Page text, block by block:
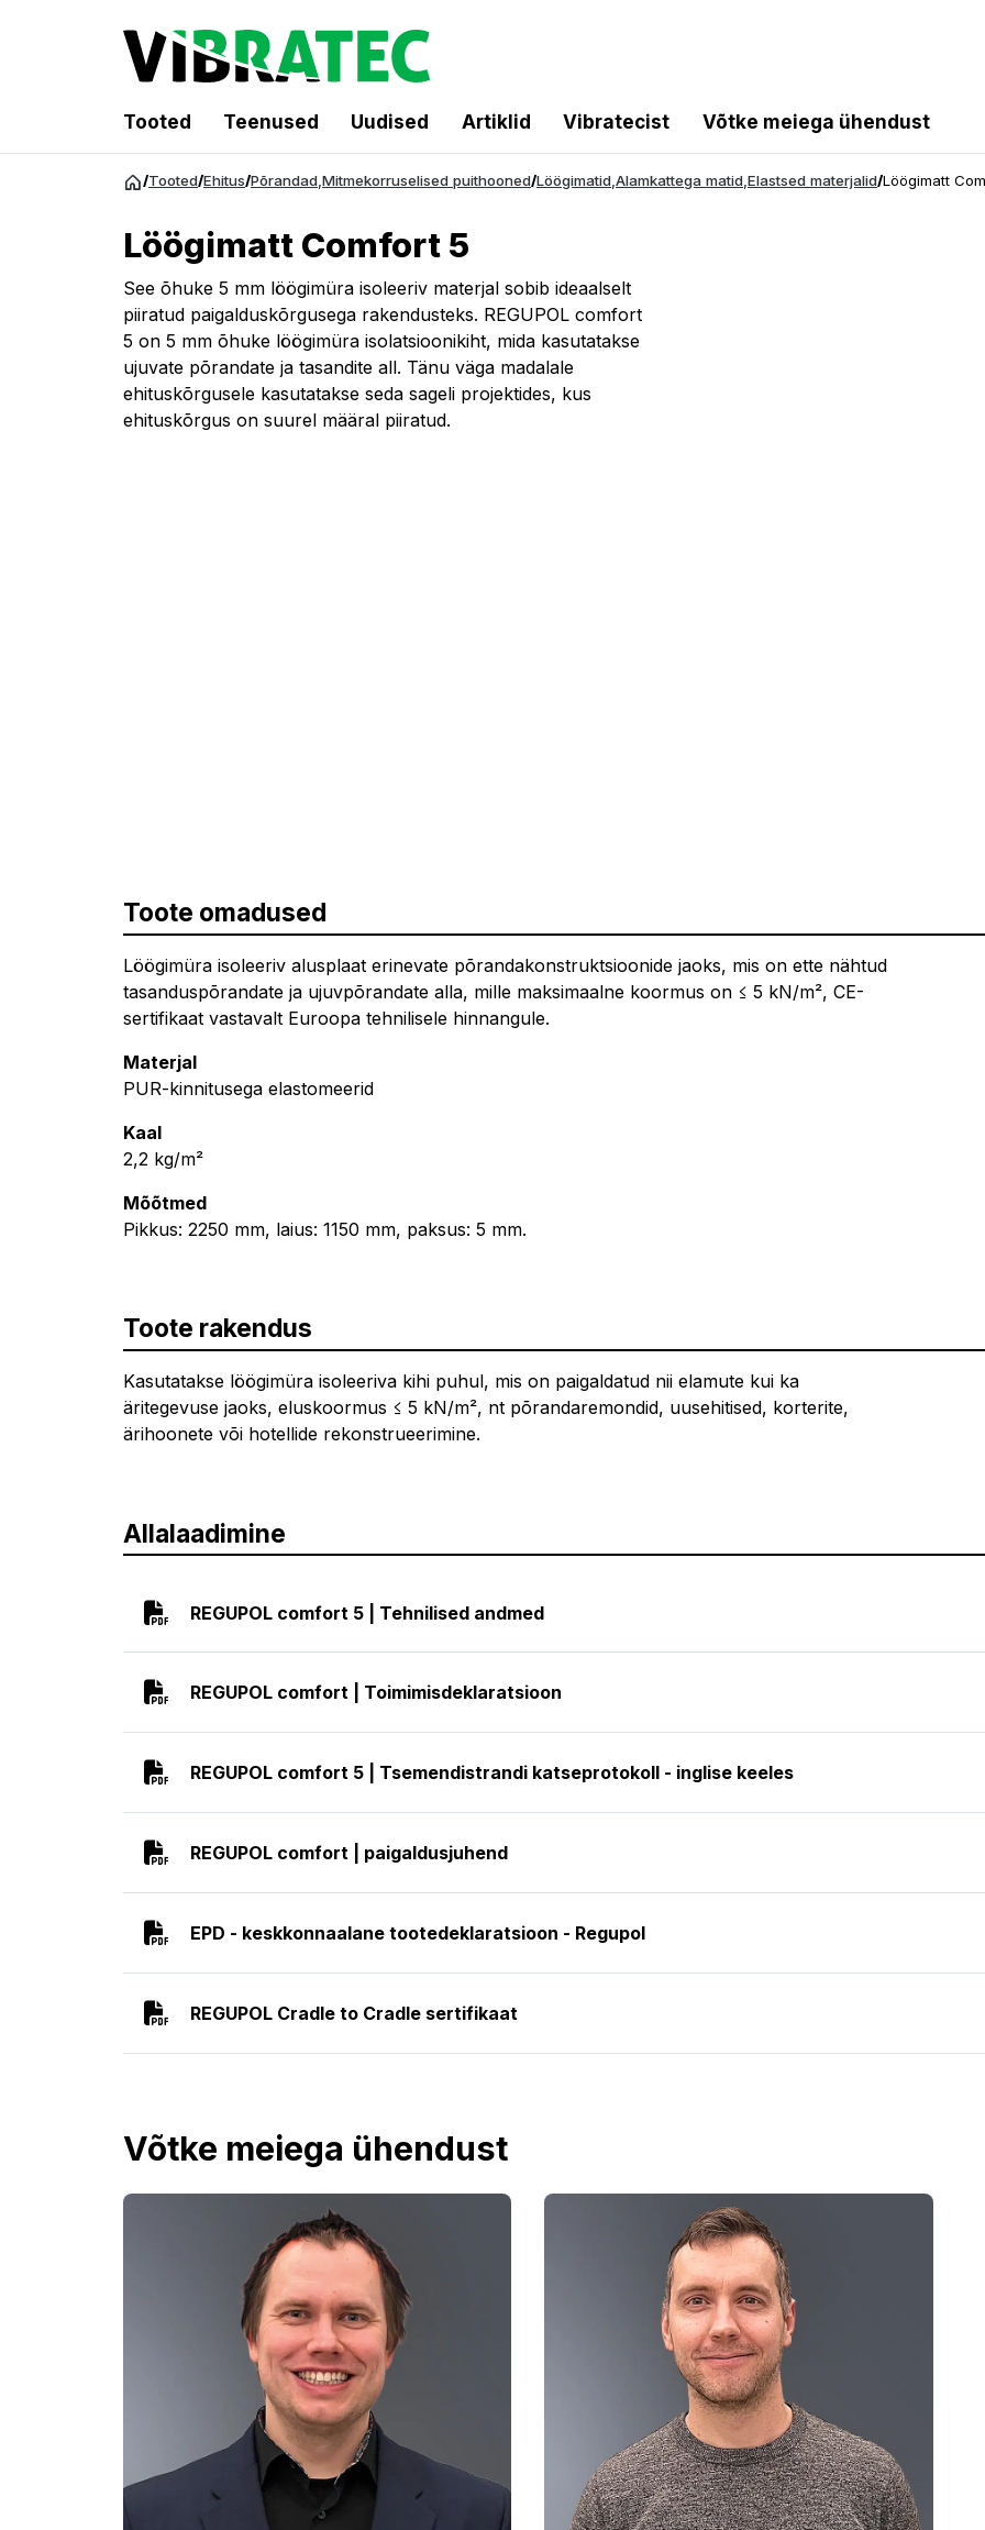
Tooted Teenused Uudised Artiklid Vibratecist Võtke meiega ühendust
/Tooted/Ehitus/Põrandad,Mitmekorruselised puithooned/Löögimatid,Alamkattega matid,Elastsed materjalid/Löögimatt
Löögimatt Comfort 5
See õhuke 5 mm löögimüra isoleeriv materjal sobib ideaalselt
piiratud paigalduskõrgusega rakendusteks. REGUPOL comfort
5 on 5 mm õhuke löögimüra isolatsioonikiht, mida kasutatakse
ujuvate põrandate ja tasandite all. Tänu väga madalale
ehituskõrgusele kasutatakse seda sageli projektides, kus
ehituskõrgus on suurel määral piiratud.
Toote omadused
Löögimüra isoleeriv alusplaat erinevate põrandakonstruktsioonide jaoks, mis on ette nähtud
tasanduspõrandate ja ujuvpõrandate alla, mille maksimaalne koormus on ≤ 5 kN/m², CE-
sertifikaat vastavalt Euroopa tehnilisele hinnangule.
Materjal
PUR-kinnitusega elastomeerid
Kaal
2,2 kg/m²
Mõõtmed
Pikkus: 2250 mm, laius: 1150 mm, paksus: 5 mm.
Toote rakendus
Kasutatakse löögimüra isoleeriva kihi puhul, mis on paigaldatud nii elamute kui ka
äritegevuse jaoks, eluskoormus ≤ 5 kN/m², nt põrandaremondid, uusehitised, korterite,
ärihoonete või hotellide rekonstrueerimine.
Allalaadimine
REGUPOL comfort 5 | Tehnilised andmed
REGUPOL comfort | Toimimisdeklaratsioon
REGUPOL comfort 5 | Tsemendistrandi katseprotokoll - inglise keeles
REGUPOL comfort | paigaldusjuhend
EPD - keskkonnaalane tootedeklaratsioon - Regupol
REGUPOL Cradle to Cradle sertifikaat
Võtke meiega ühendust